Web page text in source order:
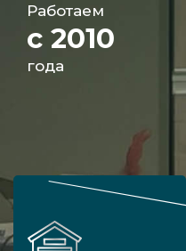
Работаем
с 2010
года